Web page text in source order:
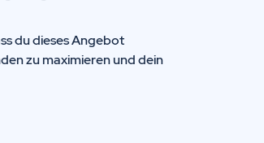
du dieses Angebot
zu maximieren und dein